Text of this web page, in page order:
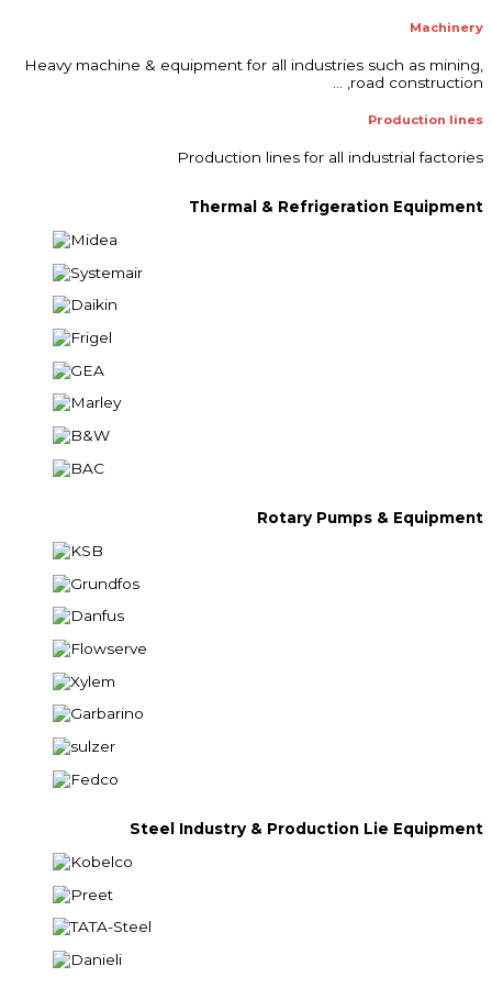
Machinery
Heavy machine & equipment for all industries such as mining,
road construction, …
Production lines
Production lines for all industrial factories
Thermal & Refrigeration Equipment
Rotary Pumps & Equipment
Steel Industry & Production Lie Equipment